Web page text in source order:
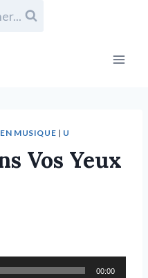
MUSIQUE | U
Vos Yeux
00:00